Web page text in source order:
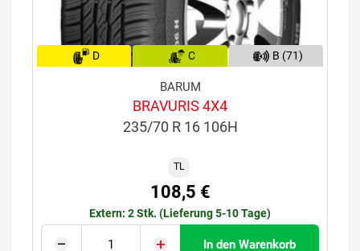
D C B (71)
BARUM
BRAVURIS 4X4
235/70 R 16 106H
TL
108,5 €
Extern: 2 Stk. (Lieferung 5-10 Tage)
In den Warenkorb